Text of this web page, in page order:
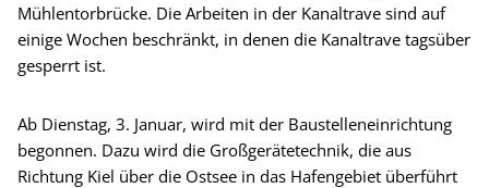
Mühlentorbrücke. Die Arbeiten in der Kanaltrave sind auf
einige Wochen beschränkt, in denen die Kanaltrave tagsüber
gesperrt ist.
Ab Dienstag, 3. Januar, wird mit der Baustelleneinrichtung
begonnen. Dazu wird die Großgerätetechnik, die aus
Richtung Kiel über die Ostsee in das Hafengebiet überführt